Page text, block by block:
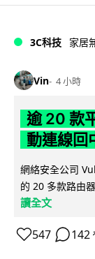
3C科技 家居
Vin 4 小時
逾 20 款
動連線回
網絡安全公司
的 20 多款路由
讀全文
547 142